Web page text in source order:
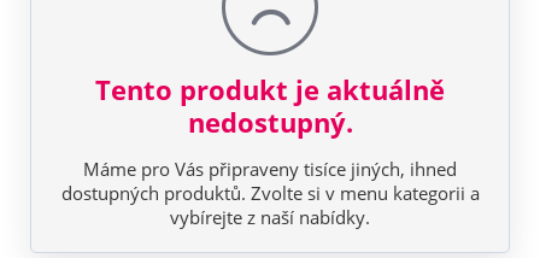
Tento produkt je aktuálně
nedostupný.
Máme pro Vás připraveny tisíce jiných, ihned
dostupných produktů. Zvolte si v menu kategorii a
vybírejte z naší nabídky.